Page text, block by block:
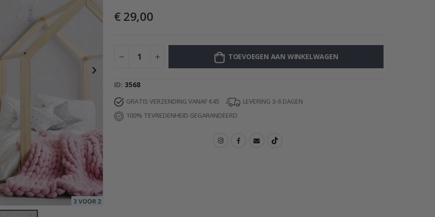
€ 29,00
TOEVOEGEN AAN WINKELWAGEN
ID 3568
GRATIS VERZENDING VANAF €45
LEVERING 3-6 DAGEN
100% TEVREDENHEID GEGARANDEERD